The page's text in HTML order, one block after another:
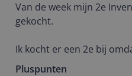
Van de week mijn 2e
gekocht.
Ik kocht er een 2e bij
hebben en het etenkomt
Pluspunten